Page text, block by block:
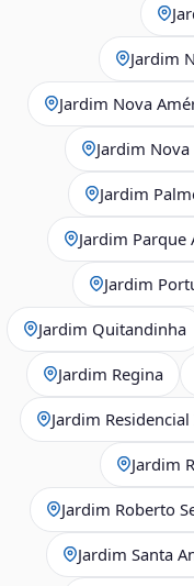
Jardim
Jardim Nova
Jardim Nova
Jardim
Jardim Parque
Jardim
Jardim Quitandinha
Jardim Regina
Jardim Residencial
Jardim
Jardim Roberto
Jardim Santa